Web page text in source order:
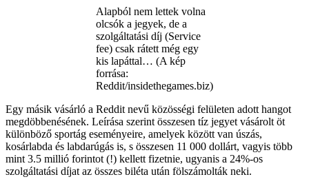
Alapból nem lettek volna
olcsók a jegyek, de a
szolgáltatási díj (Service
fee) csak rátett még egy
kis lapáttal… (A kép
forrása:
Reddit/insidethegames.biz)
Egy másik vásárló a Reddit nevű közösségi felületen adott hangot
megdöbbenésének. Leírása szerint összesen tíz jegyet vásárolt öt
különböző sportág eseményeire, amelyek között van úszás,
kosárlabda és labdarúgás is, s összesen 11 000 dollárt, vagyis több
mint 3.5 millió forintot (!) kellett fizetnie, ugyanis a 24%-os
szolgáltatási díjat az összes biléta után fölszámolták neki.